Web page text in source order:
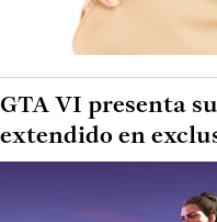
GTA VI presenta
extendido en